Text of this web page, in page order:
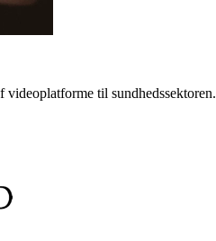
til sundhedssektoren.